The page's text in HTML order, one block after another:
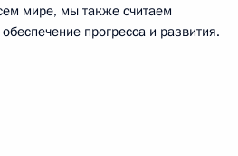
мире, мы также считаем
прогресса и развития.